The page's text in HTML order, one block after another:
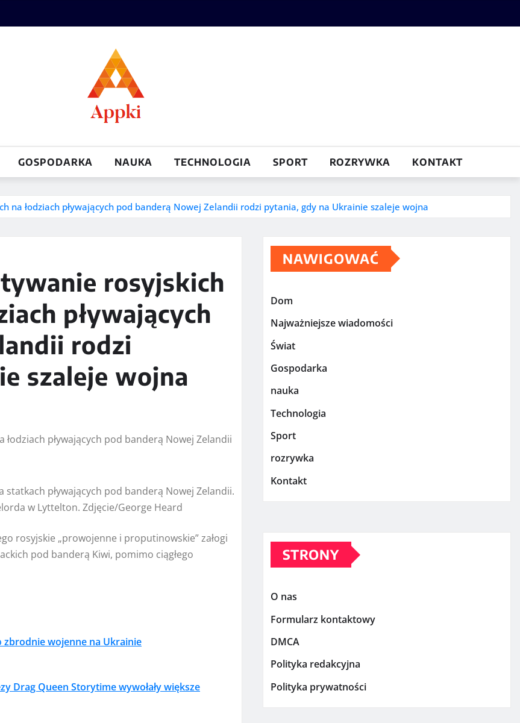
GOSPODARKA NAUKA TECHNOLOGIA SPORT ROZRYWKA KONTAKT
na łodziach pływających pod banderą Nowej Zelandii rodzi pytania, gdy na Ukrainie szaleje wojna
rosyjskich
pływających
rodzi
szaleje wojna
pływających pod banderą Nowej Zelandii.
w Lyttelton. Zdjęcie/George Heard
rosyjskie „prowojenne i proputinowskie” załogi
pod banderą Kiwi, pomimo ciągłego
zbrodnie wojenne na Ukrainie
Drag Queen Storytime wywołały większe
NAWIGOWAĆ
Dom
Najważniejsze wiadomości
Świat
Gospodarka
nauka
Technologia
Sport
rozrywka
Kontakt
STRONY
O nas
Formularz kontaktowy
DMCA
Polityka redakcyjna
Polityka prywatności